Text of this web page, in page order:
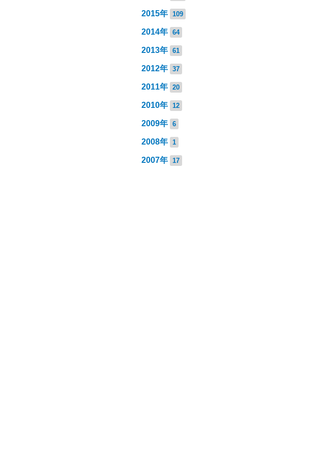
2015年 109
2014年 64
2013年 61
2012年 37
2011年 20
2010年 12
2009年 6
2008年 1
2007年 17